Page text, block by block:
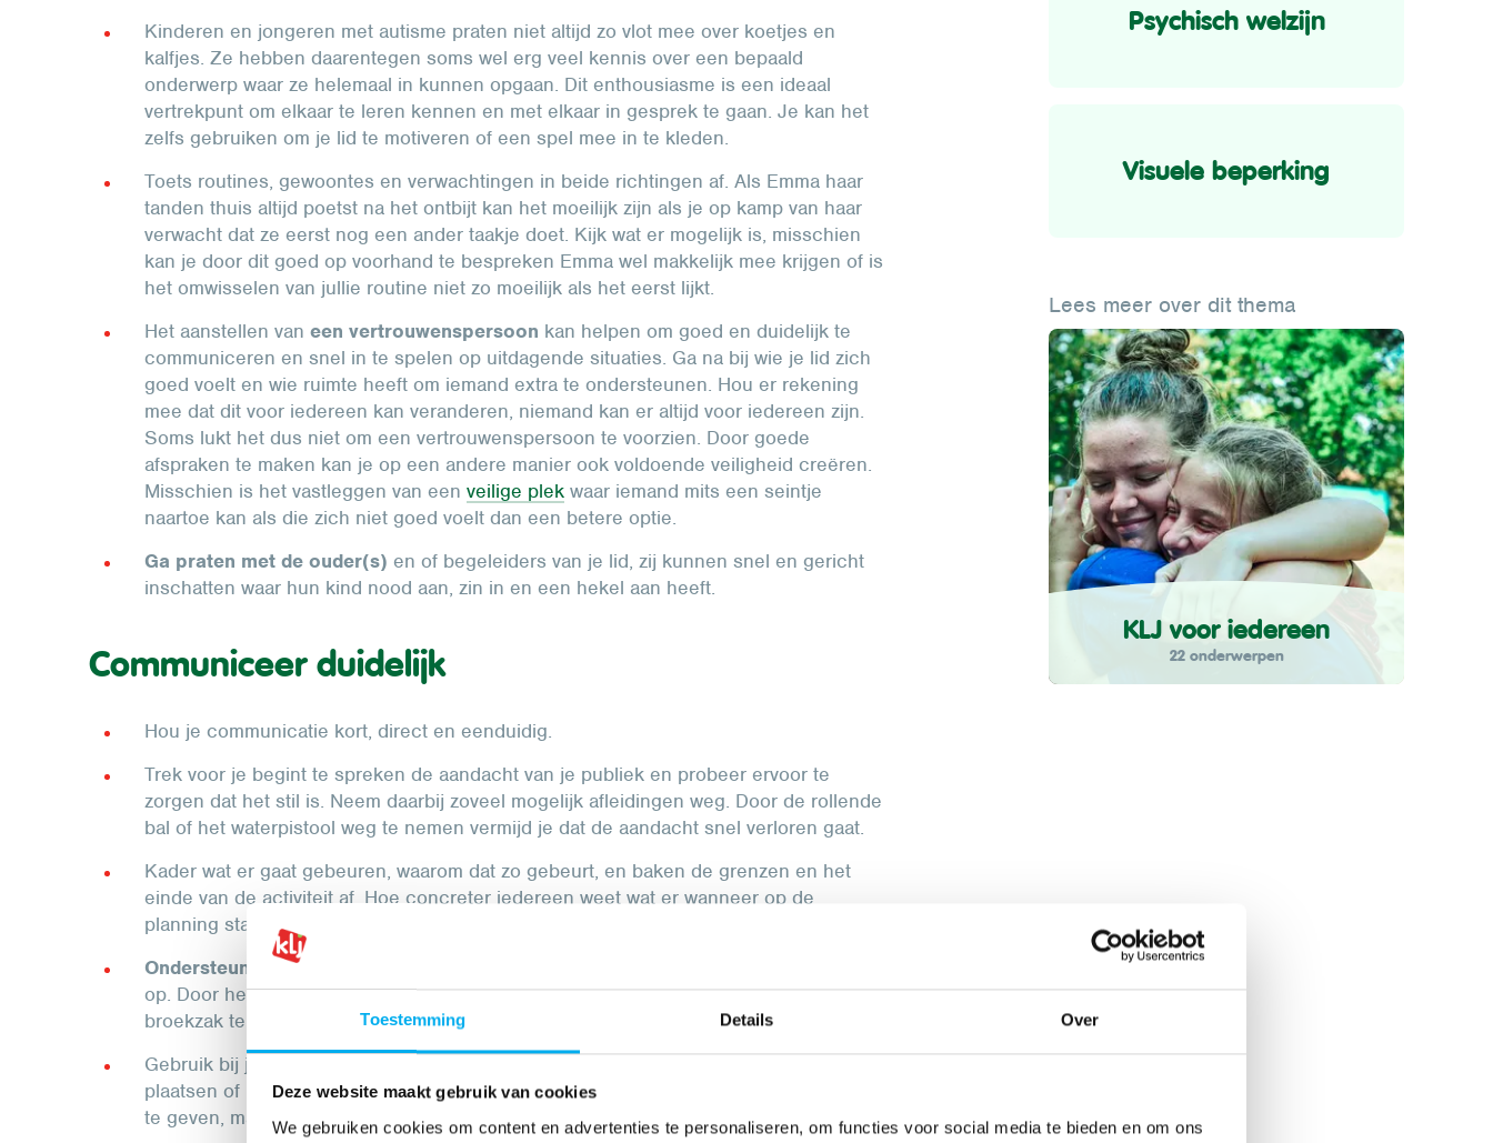
Toestemming Details Over
Deze website maakt gebruik van cookies
We gebruiken cookies om content en advertenties te personaliseren, om functies voor social media te bieden en om ons
Kinderen en jongeren met autisme praten niet altijd zo vlot mee over koetjes en
kalfjes. Ze hebben daarentegen soms wel erg veel kennis over een bepaald
onderwerp waar ze helemaal in kunnen opgaan. Dit enthousiasme is een ideaal
vertrekpunt om elkaar te leren kennen en met elkaar in gesprek te gaan. Je kan het
zelfs gebruiken om je lid te motiveren of een spel mee in te kleden.
Toets routines, gewoontes en verwachtingen in beide richtingen af. Als Emma haar
tanden thuis altijd poetst na het ontbijt kan het moeilijk zijn als je op kamp van haar
verwacht dat ze eerst nog een ander taakje doet. Kijk wat er mogelijk is, misschien
kan je door dit goed op voorhand te bespreken Emma wel makkelijk mee krijgen of is
het omwisselen van jullie routine niet zo moeilijk als het eerst lijkt.
Het aanstellen van een vertrouwenspersoon kan helpen om goed en duidelijk te
communiceren en snel in te spelen op uitdagende situaties. Ga na bij wie je lid zich
goed voelt en wie ruimte heeft om iemand extra te ondersteunen. Hou er rekening
mee dat dit voor iedereen kan veranderen, niemand kan er altijd voor iedereen zijn.
Soms lukt het dus niet om een vertrouwenspersoon te voorzien. Door goede
afspraken te maken kan je op een andere manier ook voldoende veiligheid creëren.
Misschien is het vastleggen van een veilige plek waar iemand mits een seintje
naartoe kan als die zich niet goed voelt dan een betere optie.
Ga praten met de ouder(s) en of begeleiders van je lid, zij kunnen snel en gericht
inschatten waar hun kind nood aan, zin in en een hekel aan heeft.
Communiceer duidelijk
Hou je communicatie kort, direct en eenduidig.
Trek voor je begint te spreken de aandacht van je publiek en probeer ervoor te
zorgen dat het stil is. Neem daarbij zoveel mogelijk afleidingen weg. Door de rollende
bal of het waterpistool weg te nemen vermijd je dat de aandacht snel verloren gaat.
Kader wat er gaat gebeuren, waarom dat zo gebeurt, en baken de grenzen en het
einde van de activiteit af. Hoe concreter iedereen weet wat er wanneer op de
planning staat, hoe minder verwarring er kan zijn.
Ondersteun
je uitleg
op. Door het programma aan jullie sjaaltjes te hangen of een spiekbriefje in iemands
broekzak te steken kan je soms ook al heel wat houvast bieden.
Gebruik bij je uitleg zoveel mogelijk gebaren en aanwijzingen. Door te wijzen naar
plaatsen of personen, de leiding het eens te laten voordoen en gericht aanwijzingen
te geven, maak je het spel of de activiteit veel concreter.
Psychisch welzijn
Visuele beperking
Lees meer over dit thema
KLJ voor iedereen
22 onderwerpen